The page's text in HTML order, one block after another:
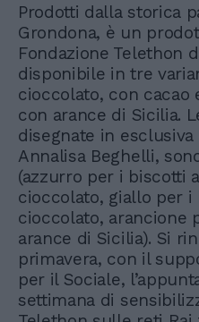
Prodotti dalla storica
Grondona, è un
Fondazione Telethon
disponibile in tre
cioccolato, con cacao
con arance di Sicilia.
disegnate in
Annalisa Beghelli,
(azzurro per i biscotti
cioccolato, giallo per
cioccolato, arancione
arance di Sicilia). Si
primavera, con il
per il Sociale,
settimana di